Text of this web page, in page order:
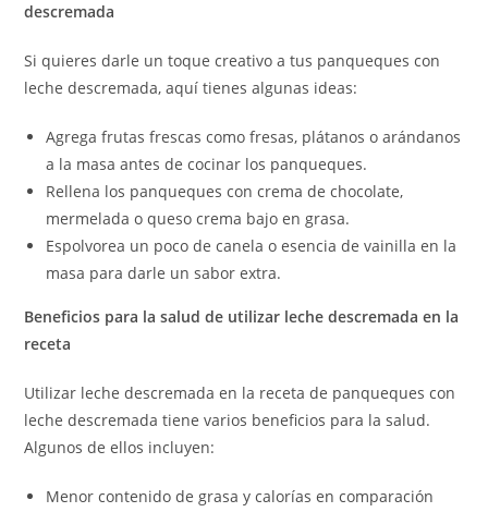
descremada
Si quieres darle un toque creativo a tus panqueques con
leche descremada, aquí tienes algunas ideas:
Agrega frutas frescas como fresas, plátanos o arándanos
a la masa antes de cocinar los panqueques.
Rellena los panqueques con crema de chocolate,
mermelada o queso crema bajo en grasa.
Espolvorea un poco de canela o esencia de vainilla en la
masa para darle un sabor extra.
Beneficios para la salud de utilizar leche descremada en la
receta
Utilizar leche descremada en la receta de panqueques con
leche descremada tiene varios beneficios para la salud.
Algunos de ellos incluyen:
Menor contenido de grasa y calorías en comparación